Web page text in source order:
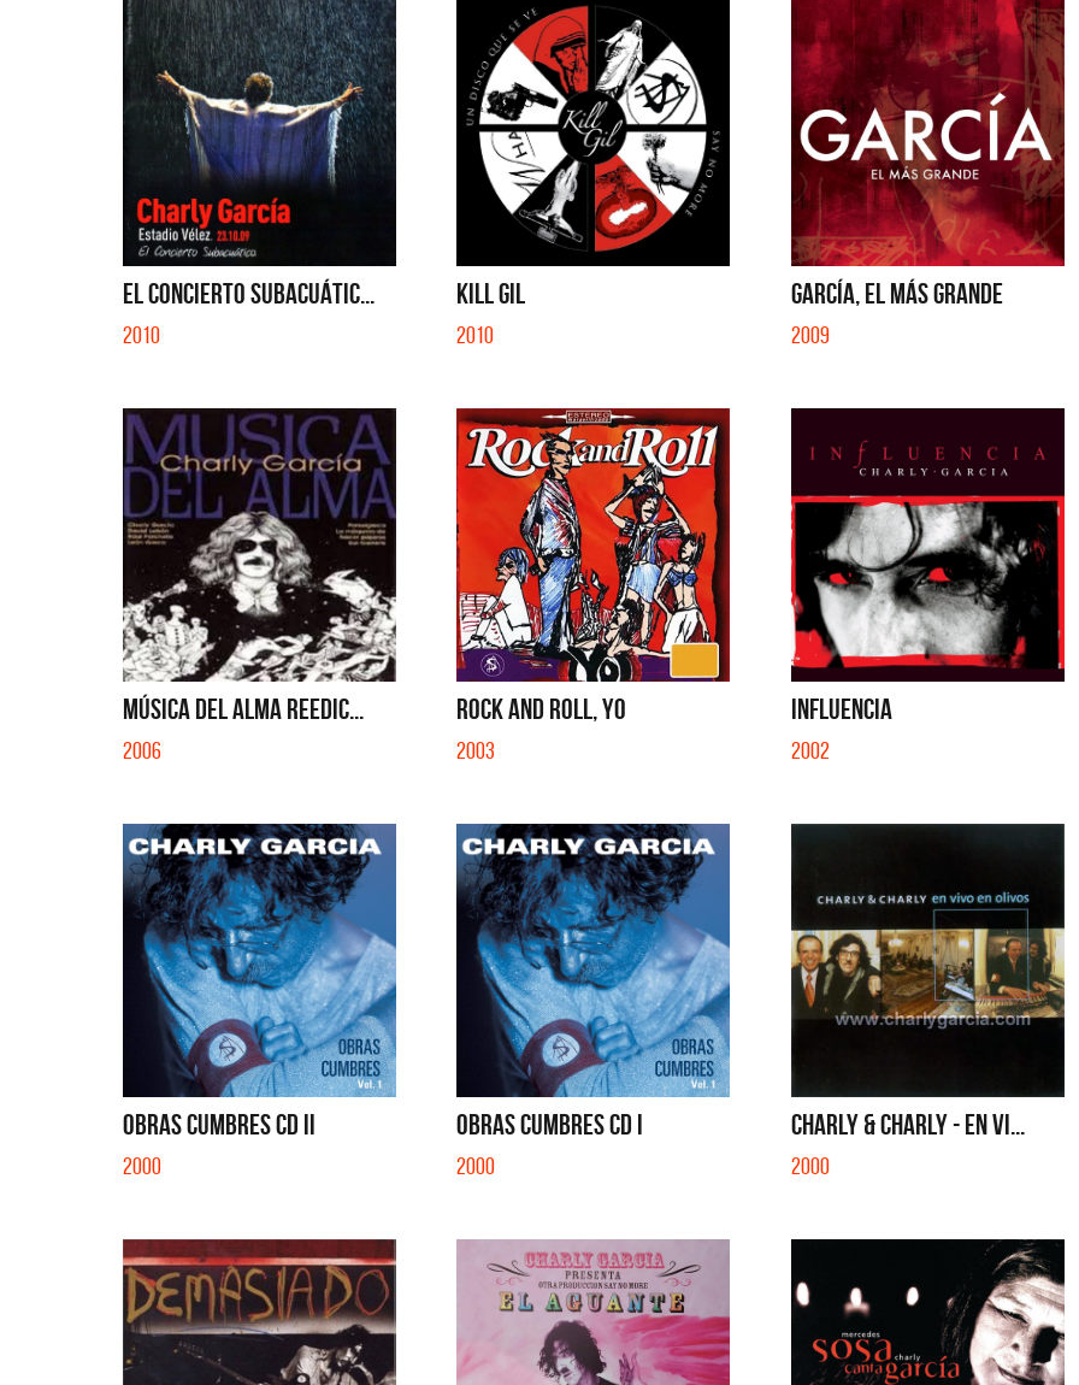
EL CONCIERTO SUBACUÁTIC...
2010
KILL GIL
2010
GARCÍA, EL MÁS GRANDE
2009
MÚSICA DEL ALMA REEDIC...
2006
ROCK AND ROLL, YO
2003
INFLUENCIA
2002
OBRAS CUMBRES CD II
2000
OBRAS CUMBRES CD I
2000
CHARLY & CHARLY - EN VI...
2000